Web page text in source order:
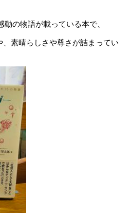
動の物語が載っている本で、
素晴らしさや尊さが詰まってい